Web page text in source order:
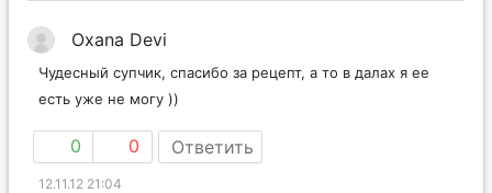
Oxana Devi
Чудесный супчик, спасибо за рецепт, а то в далах я ее
есть уже не могу ))
0 0 Ответить
12.11.12 21:04